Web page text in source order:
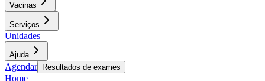
Vacinas
Serviços
Unidades
Ajuda
Agendar Resultados de exames
Home